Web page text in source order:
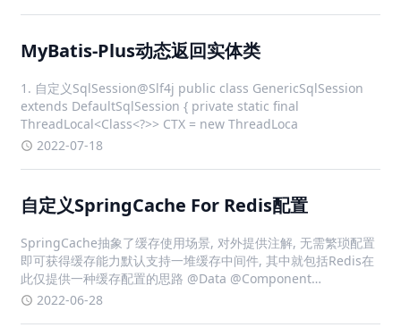
MyBatis-Plus动态返回实体类
1. 自定义SqlSession@Slf4j public class GenericSqlSession
extends DefaultSqlSession { private static final
ThreadLocal<Class<?>> CTX = new ThreadLoca
2022-07-18
自定义SpringCache For Redis配置
SpringCache抽象了缓存使用场景, 对外提供注解, 无需繁琐配置
即可获得缓存能力默认支持一堆缓存中间件, 其中就包括Redis在
此仅提供一种缓存配置的思路 @Data @Component
@ConfigurationProperties(prefix = "spring.cache.red
2022-06-28